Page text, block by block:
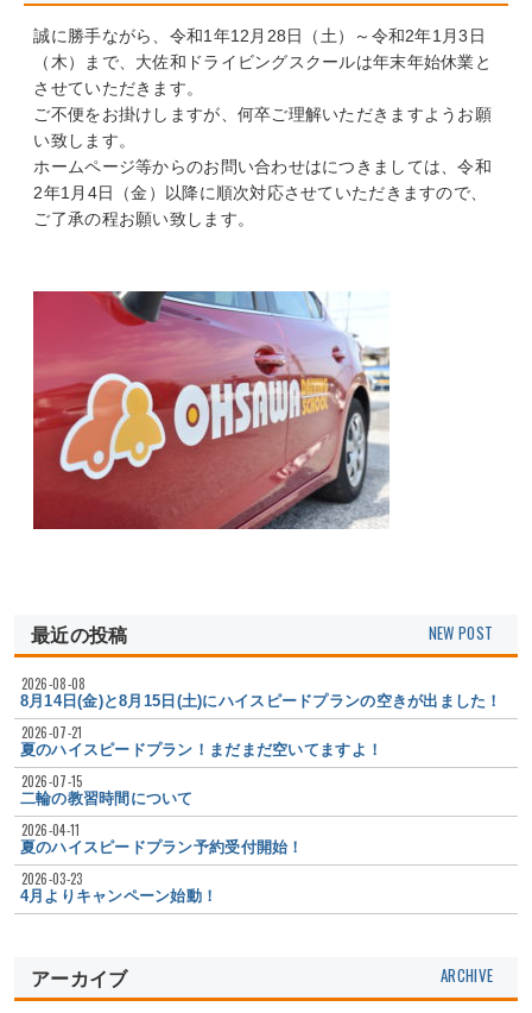
誠に勝手ながら、令和1年12月28日（土）～令和2年1月3日
（木）まで、大佐和ドライビングスクールは年末年始休業と
させていただきます。
ご不便をお掛けしますが、何卒ご理解いただきますようお願
い致します。
ホームページ等からのお問い合わせはにつきましては、令和
2年1月4日（金）以降に順次対応させていただきますので、
ご了承の程お願い致します。
最近の投稿
8月14日(金)と8月15日(土)にハイスピードプランの空きが出ました！
2026-08-08
夏のハイスピードプラン！まだまだ空いてますよ！
2026-07-21
二輪の教習時間について
2026-07-15
夏のハイスピードプラン予約受付開始！
2026-04-11
4月よりキャンペーン始動！
2026-03-23
アーカイブ